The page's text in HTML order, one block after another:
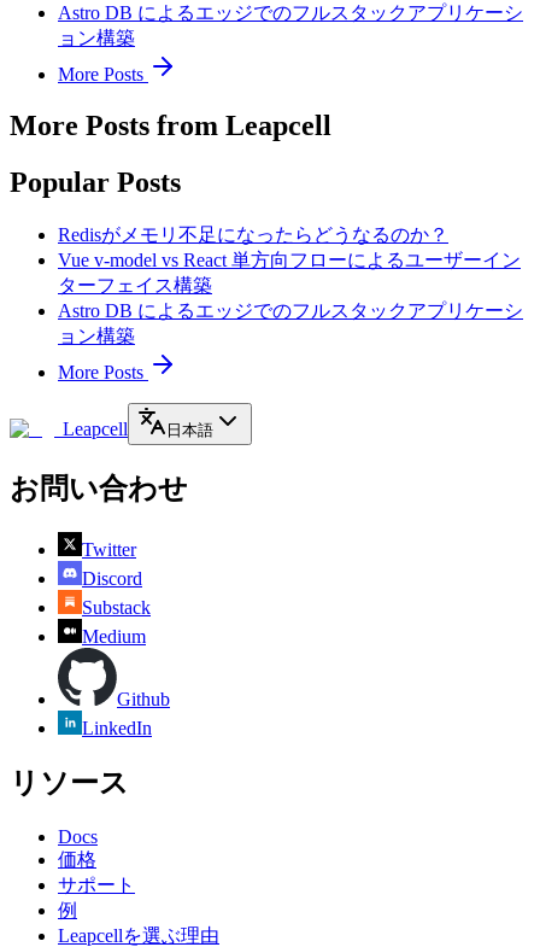
Astro DB によるエッジでのフルスタックアプリケーシ
ョン構築
More Posts
More Posts from Leapcell
Popular Posts
Redisがメモリ不足になったらどうなるのか？
Vue v-model vs React 単方向フローによるユーザーイン
ターフェイス構築
Astro DB によるエッジでのフルスタックアプリケーシ
ョン構築
More Posts
Leapcell 日本語
お問い合わせ
Twitter
Discord
Substack
Medium
Github
LinkedIn
リソース
Docs
価格
サポート
例
Leapcellを選ぶ理由